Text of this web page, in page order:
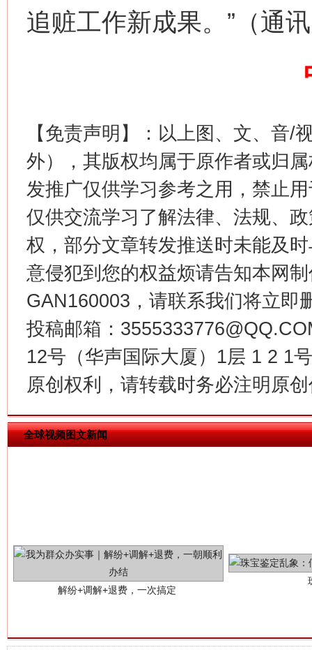
追赃工作新成果。”（通
【免责声明】：以上图、文、音/
外），其版权均属于原作者或归
发推广仅供学习参考之用，禁止
仅供交流学习了解法律、法规、
权，部分文章转发推送时未能及
意侵犯到您的权益烦请告知本网
GAN160003，请联系我们将立即
投稿邮箱：
12号（华声国际大厦）1层 1 2 1
原创权利，请转载时务必注明原
全球视频图文新闻
“刷贴”乱象丛生
揭批美国五大"原罪" "炒